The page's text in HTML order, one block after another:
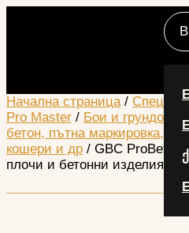
Начална страница/
Pro Master / Бои и грундове
бетон, пътна маркировка,
кошери и др / GBC ProBeton
плочи и бетонни изделия